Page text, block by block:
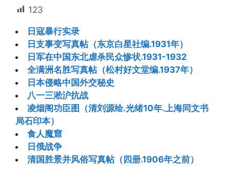
123
日寇暴行实录
日支事变写真帖（东京白星社编.1931年）
日军在中国东北虐杀民众惨状.1931-1932
全满洲名胜写真帖（松村好文堂编.1937年）
日本侵略中国外交秘史
八一三淞沪抗战
凌烟阁功臣图（清刘源绘.光绪10年.上海同文书
局石印本）
食人魔窟
日俄战争
清国胜景并风俗写真帖（四册.1906年之前）